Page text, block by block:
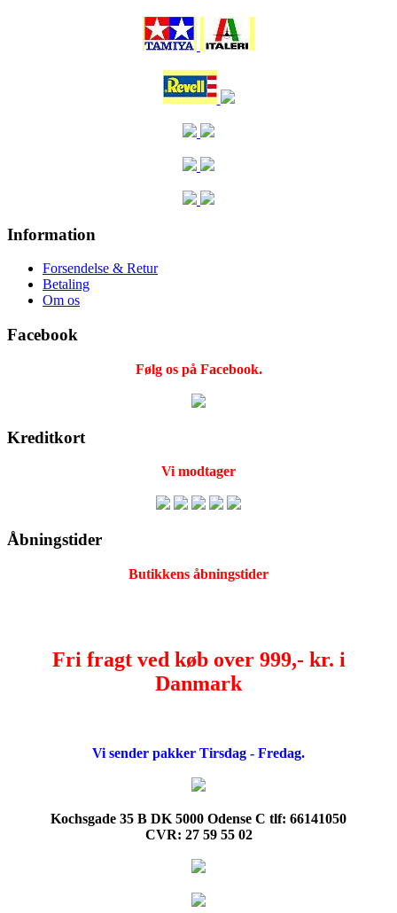
Information
Forsendelse & Retur
Betaling
Om os
Facebook
Følg os på Facebook.
Kreditkort
Vi modtager
Åbningstider
Butikkens åbningstider
Fri fragt ved køb over 999,- kr. i
Danmark
Vi sender pakker Tirsdag - Fredag.
Kochsgade 35 B DK 5000 Odense C tlf: 66141050
CVR: 27 59 55 02